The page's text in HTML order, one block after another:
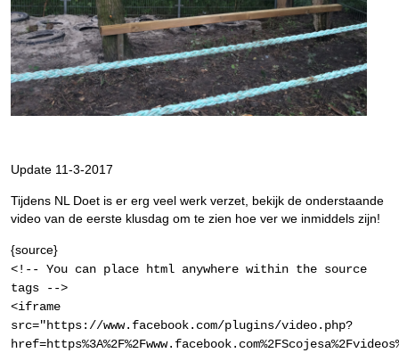
Update 11-3-2017
Tijdens NL Doet is er erg veel werk verzet, bekijk de onderstaande
video van de eerste klusdag om te zien hoe ver we inmiddels zijn!
{source}
<!-- You can place html anywhere within the source
tags -->
<iframe
src="https://www.facebook.com/plugins/video.php?